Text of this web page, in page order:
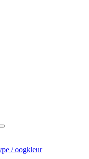
/ oogkleur